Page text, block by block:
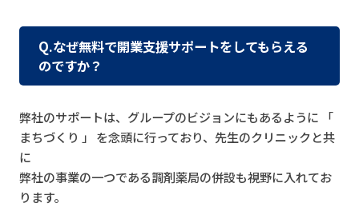
Q.なぜ無料で開業支援サポートをしてもらえる
のですか？
弊社のサポートは、グループのビジョンにもあるように 「
まちづくり 」 を念頭に行っており、先生のクリニックと共
に
弊社の事業の一つである調剤薬局の併設も視野に入れてお
ります。